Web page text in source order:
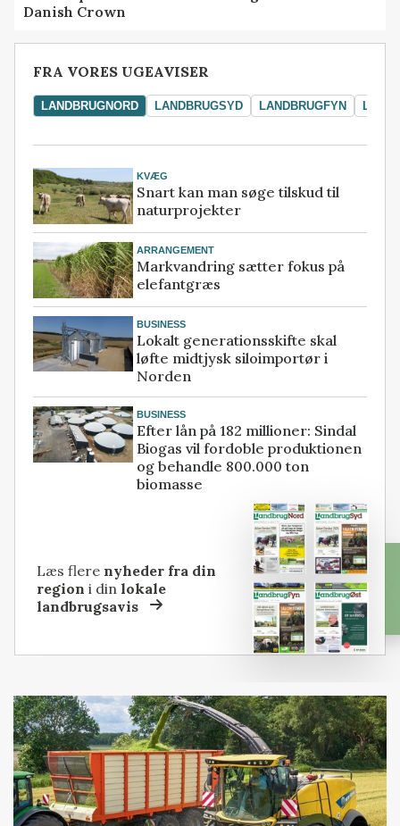
Danish Crown
FRA VORES UGEAVISER
LANDBRUGNORD LANDBRUGSYD LANDBRUGFYN
KVÆG
Snart kan man søge tilskud til
naturprojekter
ARRANGEMENT
Markvandring sætter fokus på
elefantgræs
BUSINESS
Lokalt generationsskifte skal
løfte midtjysk siloimportør i
Norden
BUSINESS
Efter lån på 182 millioner: Sindal
Biogas vil fordoble produktionen
og behandle 800.000 ton
biomasse
Læs flere nyheder fra din
region i dinlokale
landbrugsavis